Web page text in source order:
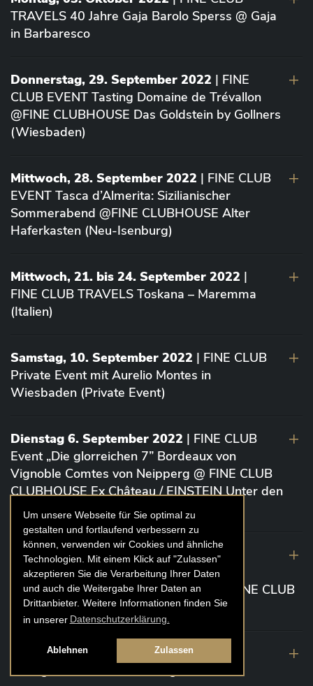
Um unsere Webseite für Sie optimal zu
gestalten und fortlaufend verbessern zu
können, verwenden wir Cookies und ähnliche
Technologien. Mit einem Klick auf "Zulassen"
akzeptieren Sie die Verarbeitung Ihrer Daten
und auch die Weitergabe Ihrer Daten an
Drittanbieter. Weitere Informationen finden Sie
in unserer Datenschutzerklärung.
Ablehnen Zulassen
TRAVELS 40 Jahre Gaja Barolo Sperss @ Gaja
in Barbaresco
Donnerstag, 29. September 2022 | FINE
CLUB EVENT Tasting Domaine de Trévallon
@FINE CLUBHOUSE Das Goldstein by Gollners
(Wiesbaden)
Mittwoch, 28. September 2022 | FINE CLUB
EVENT Tasca d’Almerita: Sizilianischer
Sommerabend @FINE CLUBHOUSE Alter
Haferkasten (Neu-Isenburg)
Mittwoch, 21. bis 24. September 2022 |
FINE CLUB TRAVELS Toskana – Maremma
(Italien)
Samstag, 10. September 2022 | FINE CLUB
Private Event mit Aurelio Montes in
Wiesbaden (Private Event)
Dienstag 6. September 2022 | FINE CLUB
Event „Die glorreichen 7” Bordeaux von
Vignoble Comtes von Neipperg @ FINE CLUB
CLUBHOUSE Ex Château / EINSTEIN Unter den
Linden (Berlin)
19. August 2022| FINE CLUB Academy
Caviar „Die glorreichen 7“ Riesling Große
Gewächse von der Mosel aus 2020 @ FINE CLUB
Clubhouse Prunier Cologne (Köln)
29. Juli 2022
| Weinbergwanderung
Weingüter Geheimrat J. Wegeler